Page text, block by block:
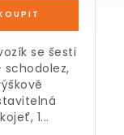
se šesti
schodolez,
1...